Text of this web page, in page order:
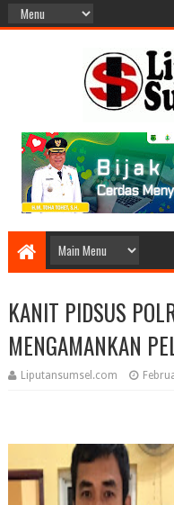
KANIT PIDSUS
MENGAMANKAN
Liputansumsel.com